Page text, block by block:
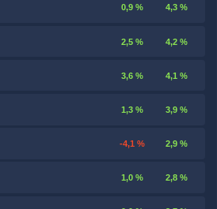
0,9 % 4,3 %
2,5 % 4,2 %
3,6 % 4,1 %
1,3 % 3,9 %
-4,1 % 2,9 %
1,0 % 2,8 %